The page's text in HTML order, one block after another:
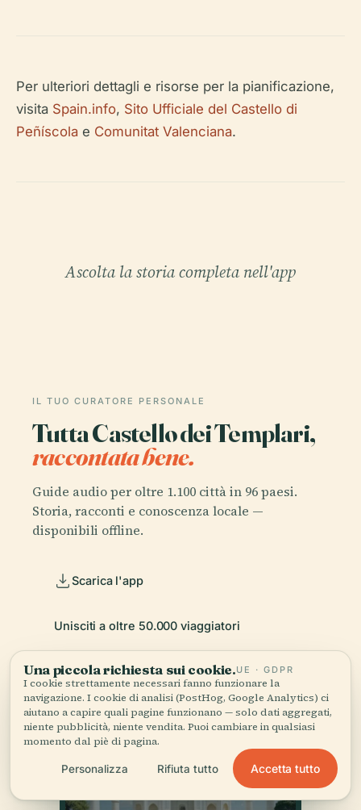
Per ulteriori dettagli e risorse per la pianificazione,
visita Spain.info, Sito Ufficiale del Castello di
Peñíscola e Comunitat Valenciana.
Ascolta la storia completa nell'app
IL TUO CURATORE PERSONALE
Tutta Castello dei Templari,
raccontata bene.
Guide audio per oltre 1.100 città in 96 paesi.
Storia, racconti e conoscenza locale —
disponibili offline.
Scarica l'app
Unisciti a oltre 50.000 viaggiatori
Una piccola richiesta sui cookie.UE · GDPR
I cookie strettamente necessari fanno funzionare la
navigazione. I cookie di analisi (PostHog, Google Analytics) ci
aiutano a capire quali pagine funzionano — solo dati aggregati,
niente pubblicità, niente vendita. Puoi cambiare in qualsiasi
momento dal piè di pagina.
Personalizza Rifiuta tutto Accetta tutto